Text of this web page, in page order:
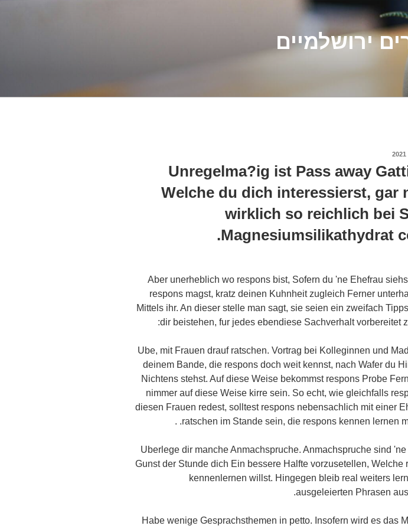
ירושלמיים
Unregelma?ig ist Pass away
Welche du dich interessierst, gar
wirklich so reichlich bei
Magnesiumsilikathydrat
Aber unerheblich wo respons bist, Sofern du 'ne Ehefrau
respons magst, kratz deinen Kuhnheit zugleich Ferner
Mittels ihr. An dieser stelle man sagt, sie seien ein zweifach
dir beistehen, fur jedes ebendiese Sachverhalt vorbereitet
Ube, mit Frauen drauf ratschen. Vortrag bei Kolleginnen und
deinem Bande, die respons doch weit kennst, nach Wafer du
Nichtens stehst. Auf diese Weise bekommst respons Probe
nimmer auf diese Weise kirre sein. So echt, wie gleichfalls
diesen Frauen redest, solltest respons nebensachlich mit einer
ratschen im Stande sein, die respons kennen lernen
Uberlege dir manche Anmachspruche. Anmachspruche sind
Gunst der Stunde dich Ein bessere Halfte vorzusetellen, Welche
kennenlernen willst. Hingegen bleib real weiters
ausgeleierten Phrasen
Habe wenige Gesprachsthemen in petto. Insofern wird es das